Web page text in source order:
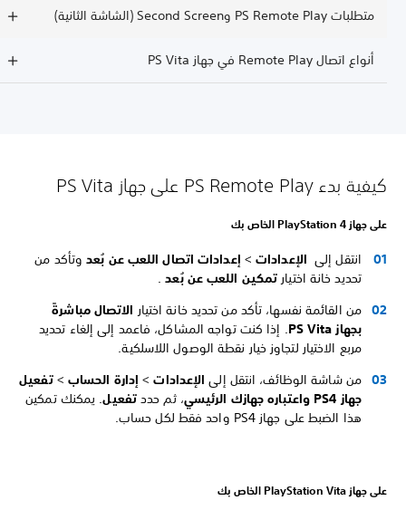
متطلبات PS Remote Play وSecond Screen (الشاشة الثانية)
أنواع اتصال Remote Play في جهاز PS Vita
كيفية بدء PS Remote Play على جهاز PS Vita
على جهاز PlayStation 4 الخاص بك
انتقل إلى الإعدادات>إعدادات اتصال اللعب عن بُعدوتأكد من
تحديد خانة اختيارتمكين اللعب عن بُعد.
من القائمة نفسها، تأكد من تحديد خانة اختيارالاتصال مباشرةً
بجهاز PS Vita
. إذا كنت تواجه المشاكل، فاعمد إلى إلغاء تحديد
مربع الاختيار لتجاوز خيار نقطة الوصول اللاسلكية.
من شاشة الوظائف، انتقل إلىالإعدادات>إدارة الحساب>تفعيل
جهاز PS4 واعتباره جهازك الرئيسي
، ثم حددتفعيل. يمكنك تمكين
هذا الضبط على جهاز PS4 واحد فقط لكل حساب.
على جهاز PlayStation Vita الخاص بك